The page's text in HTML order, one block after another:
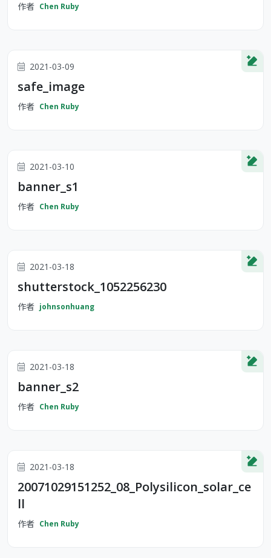
作者 Chen Ruby
2021-03-09
safe_image
作者 Chen Ruby
2021-03-10
banner_s1
作者 Chen Ruby
2021-03-18
shutterstock_1052256230
作者 johnsonhuang
2021-03-18
banner_s2
作者 Chen Ruby
2021-03-18
20071029151252_08_Polysilicon_solar_ce
ll
作者 Chen Ruby